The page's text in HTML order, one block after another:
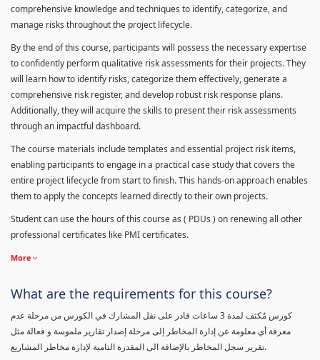
comprehensive knowledge and techniques to identify, categorize, and
manage risks throughout the project lifecycle.
By the end of this course, participants will possess the necessary expertise
to confidently perform qualitative risk assessments for their projects. They
will learn how to identify risks, categorize them effectively, generate a
comprehensive risk register, and develop robust risk response plans.
Additionally, they will acquire the skills to present their risk assessments
through an impactful dashboard.
The course materials include templates and essential project risk items,
enabling participants to engage in a practical case study that covers the
entire project lifecycle from start to finish. This hands-on approach enables
them to apply the concepts learned directly to their own projects.
Student can use the hours of this course as ( PDUs ) on renewing all other
professional certificates like PMI certificates.
More
What are the requirements for this course?
كورس مٌكثف لمدة 3 ساعات قادر على نقل المشارك في الكورس من مرحلة عدم
معرفة أي معلومة عن إدارة المخاطر إلى مرحلة إصدار تقارير ملموسة و فعالة مثل
تقرير سجل المخاطر بالإضافة الى المقدرة التامية لإدارة مخاطر المشاريع.